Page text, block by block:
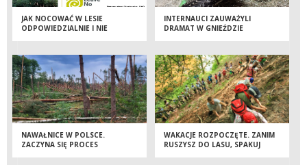
JAK NOCOWAĆ W LESIE
ODPOWIEDZIALNIE I NIE
INTERNAUCI ZAUWAŻYLI
DRAMAT W GNIEŹDZIE
URATOWAŁA MŁODEGO PTAKA
NAWAŁNICE W POLSCE.
ZACZYNA SIĘ PROCES
WAKACJE ROZPOCZĘTE. ZANIM
RUSZYSZ DO LASU, SPAKUJ